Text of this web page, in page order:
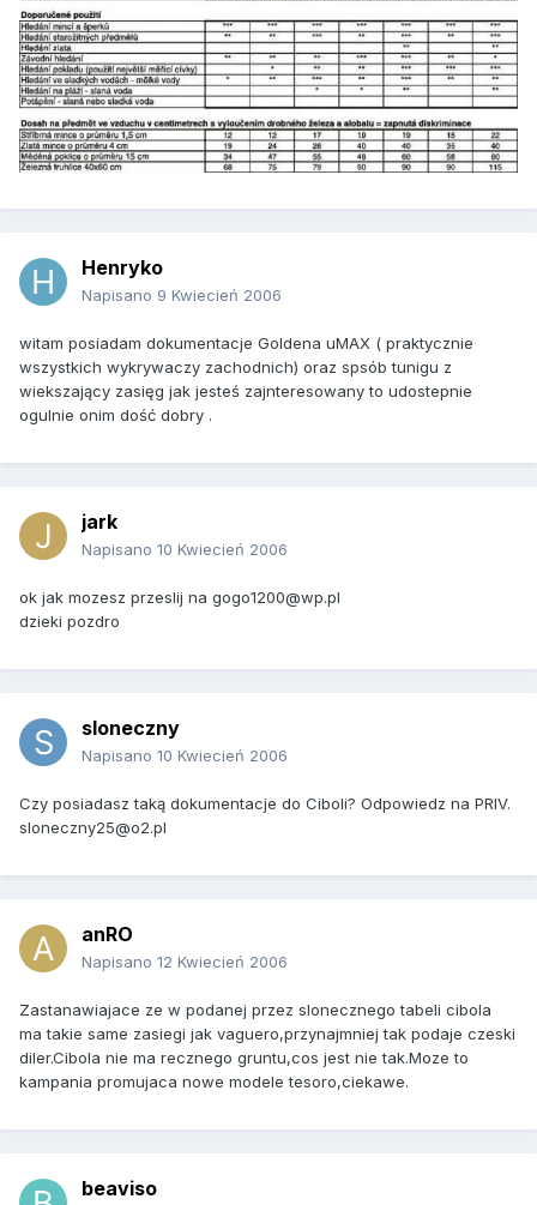
Henryko
Napisano 9 Kwiecień 2006
witam posiadam dokumentacje Goldena uMAX ( praktycznie
wszystkich wykrywaczy zachodnich) oraz spsób tunigu z
wiekszający zasięg jak jesteś zajnteresowany to udostepnie
ogulnie onim dość dobry .
jark
Napisano 10 Kwiecień 2006
ok jak mozesz przeslij na gogo1200@wp.pl
dzieki pozdro
sloneczny
Napisano 10 Kwiecień 2006
Czy posiadasz taką dokumentacje do Ciboli? Odpowiedz na PRIV.
sloneczny25@o2.pl
anRO
Napisano 12 Kwiecień 2006
Zastanawiajace ze w podanej przez slonecznego tabeli cibola
ma takie same zasiegi jak vaguero,przynajmniej tak podaje czeski
diler.Cibola nie ma recznego gruntu,cos jest nie tak.Moze to
kampania promujaca nowe modele tesoro,ciekawe.
beaviso